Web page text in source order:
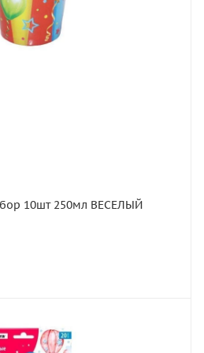
10шт 250мл ВЕСЕЛЫЙ